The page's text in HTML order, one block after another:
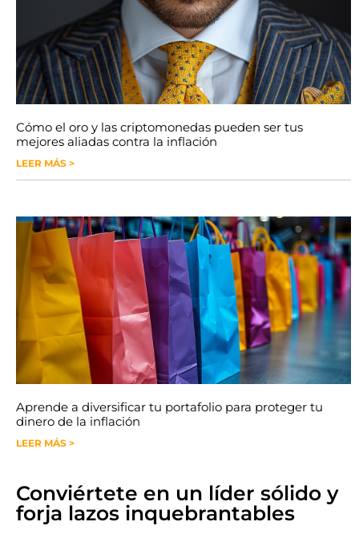
Cómo el oro y las criptomonedas pueden ser tus
mejores aliadas contra la inflación
LEER MÁS >
Aprende a diversificar tu portafolio para proteger tu
dinero de la inflación
LEER MÁS >
Conviértete en un líder sólido y
forja lazos inquebrantables